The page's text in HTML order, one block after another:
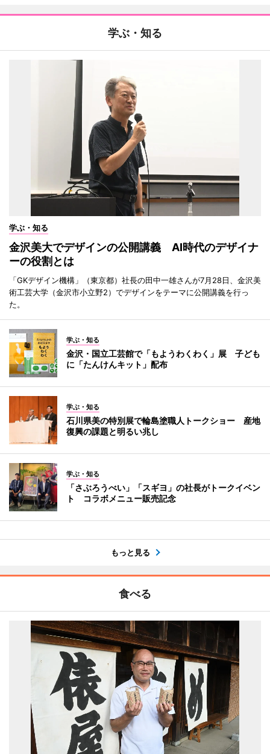
学ぶ・知る
学ぶ・知る
金沢美大でデザインの公開講義 AI時代のデザイナ
ーの役割とは
「GKデザイン機構」（東京都）社長の田中一雄さんが7月28日、金沢美
術工芸大学（金沢市小立野2）でデザインをテーマに公開講義を行っ
た。
学ぶ・知る
金沢・国立工芸館で「もようわくわく」展 子ども
に「たんけんキット」配布
学ぶ・知る
石川県美の特別展で輪島塗職人トークショー 産地
復興の課題と明るい兆し
学ぶ・知る
「さぶろうべい」「スギヨ」の社長がトークイベン
ト コラボメニュー販売記念
もっと見る
食べる